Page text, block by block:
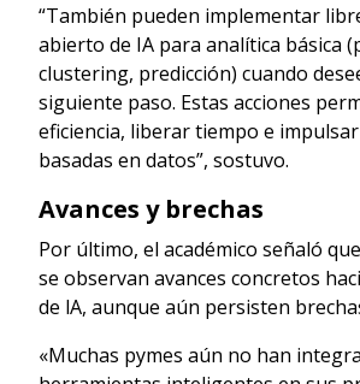
“También pueden implementar
abierto de IA para analítica básica
clustering, predicción) cuando
siguiente paso. Estas acciones
eficiencia, liberar tiempo e
basadas en datos”, sostuvo.
Avances y brechas
Por último, el académico señaló
se observan avances concretos
de lA, aunque aún persisten
«Muchas pymes aún no han